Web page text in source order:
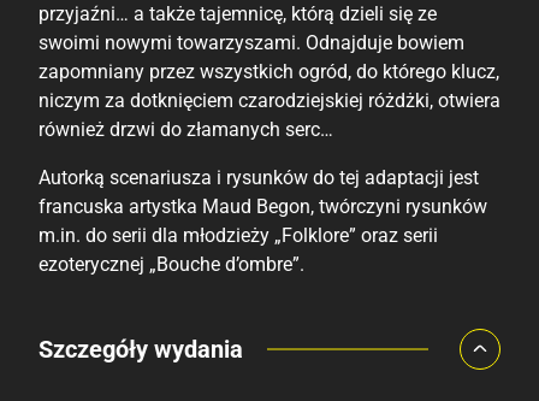
przyjaźni… a także tajemnicę, którą dzieli się ze
swoimi nowymi towarzyszami. Odnajduje bowiem
zapomniany przez wszystkich ogród, do którego klucz,
niczym za dotknięciem czarodziejskiej różdżki, otwiera
również drzwi do złamanych serc…
Autorką scenariusza i rysunków do tej adaptacji jest
francuska artystka Maud Begon, twórczyni rysunków
m.in. do serii dla młodzieży „Folklore” oraz serii
ezoterycznej „Bouche d’ombre”.
Porównaj ceny
Szczegóły wydania